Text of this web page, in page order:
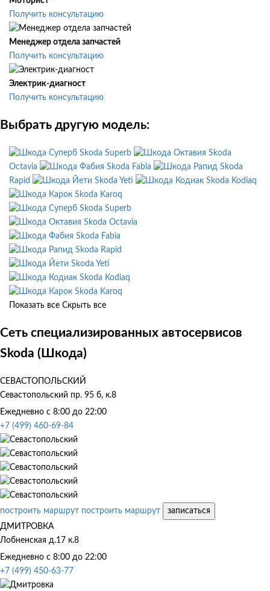
Получить консультацию
Менеджер отдела запчастей
Получить консультацию
Электрик-диагност
Получить консультацию
Выбрать другую модель:
Skoda Superb
Skoda
Octavia
Skoda Fabia
Skoda
Rapid
Skoda Yeti
Skoda Kodiaq
Skoda Karoq
Skoda Superb
Skoda Octavia
Skoda Fabia
Skoda Rapid
Skoda Yeti
Skoda Kodiaq
Skoda Karoq
Показать все Скрыть все
Сеть специализированных автосервисов
Skoda (Шкода)
СЕВАСТОПОЛЬСКИЙ
Севастопольский пр. 95 б, к.8
Ежедневно с 8:00 до 22:00
+7 (499) 460-69-84
построить маршрут построить маршрут
записаться
ДМИТРОВКА
Лобненская д.17 к.8
Ежедневно с 8:00 до 22:00
+7 (499) 450-63-77